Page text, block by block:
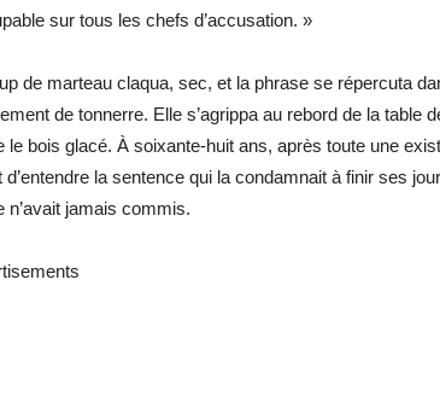
sur tous les chefs d’accusation. »
de marteau claqua, sec, et la phrase se répercuta
de tonnerre. Elle s’agrippa au rebord de la
le bois glacé. À soixante-huit ans, après toute une
d’entendre la sentence qui la condamnait à finir ses
n’avait jamais commis.